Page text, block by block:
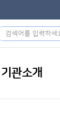
기관소개